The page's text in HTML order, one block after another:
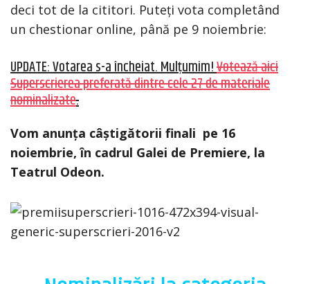
deci tot de la cititori. Puteți vota completând
un chestionar online, până pe 9 noiembrie:
UPDATE: Votarea s-a încheiat. Mulțumim!Votează aici
Superscrierea preferată dintre cele 27 de materiale
nominalizate.
Vom anunța câștigătorii finali pe 16
noiembrie, în cadrul Galei de Premiere, la
Teatrul Odeon.